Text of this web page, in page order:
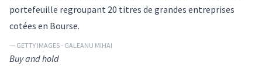
portefeuille regroupant 20 titres de grandes entreprises
cotées en Bourse.
— GETTY IMAGES - GALEANU MIHAI
Buy and hold